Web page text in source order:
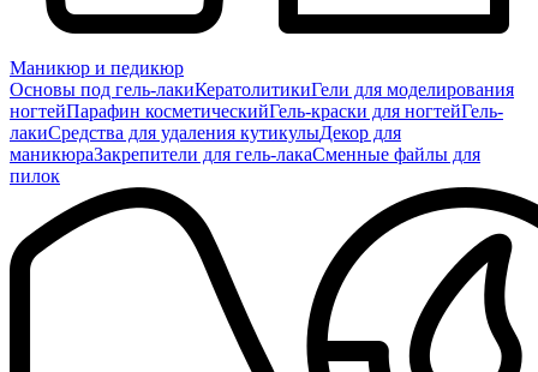
Маникюр и педикюр
Основы под гель-лакиКератолитикиГели для моделирования
ногтейПарафин косметическийГель-краски для ногтейГель-
лакиСредства для удаления кутикулыДекор для
маникюраЗакрепители для гель-лакаСменные файлы для
пилок